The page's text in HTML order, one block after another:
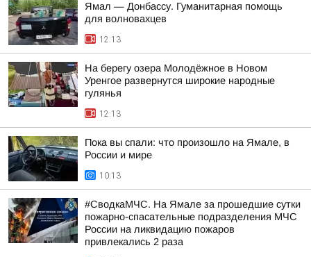
Ямал — Донбассу. Гуманитарная помощь
для волновахцев
12:13
На берегу озера Молодёжное в Новом
Уренгое развернутся широкие народные
гулянья
12:13
Пока вы спали: что произошло на Ямале, в
России и мире
10:13
#СводкаМЧС. На Ямале за прошедшие сутки
пожарно-спасательные подразделения МЧС
России на ликвидацию пожаров
привлекались 2 раза